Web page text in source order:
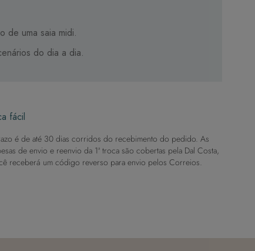
de uma saia midi.
do dia a dia.
fácil
é de até 30 dias corridos do recebimento do pedido. As
de envio e reenvio da 1ª troca são cobertas pela Dal Costa,
receberá um código reverso para envio pelos Correios.